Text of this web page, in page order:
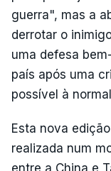
guerra", mas a
derrotar o
uma defesa
país após uma
possível à
Esta nova
realizada num
entre a China e